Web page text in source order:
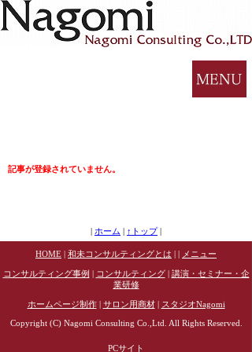
記事が登録されていません。
ホーム ↑トップ|
HOME 和未コンサルティングとは メニュー
コンサルティング事例 コンサルティング| 講演・セミナー・企
業研修
ホームページ制作| サロン用商材| スタジオNagomi
Copyright (C) Nagomi Consulting Co.,Ltd. All Rights Reserved.
PCサイト